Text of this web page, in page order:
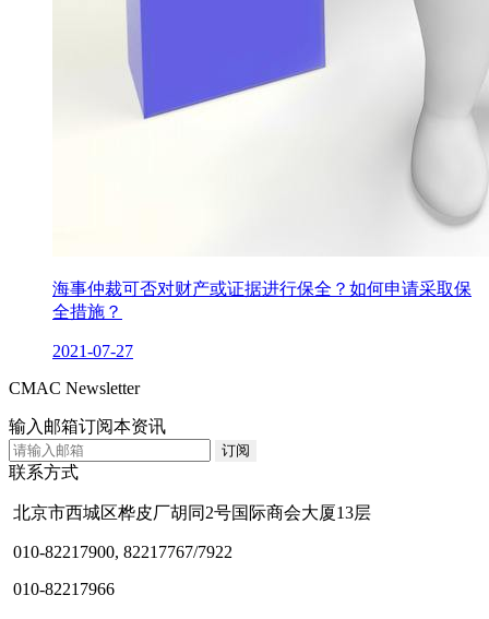
海事仲裁可否对财产或证据进行保全？如何申请采取保
全措施？
2021-07-27
CMAC Newsletter
输入邮箱订阅本资讯
联系方式
北京市西城区桦皮厂胡同2号国际商会大厦13层
010-82217900, 82217767/7922
010-82217966